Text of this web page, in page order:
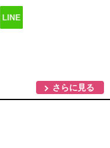
さらに見る